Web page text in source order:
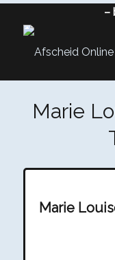
–
Marie
Marie